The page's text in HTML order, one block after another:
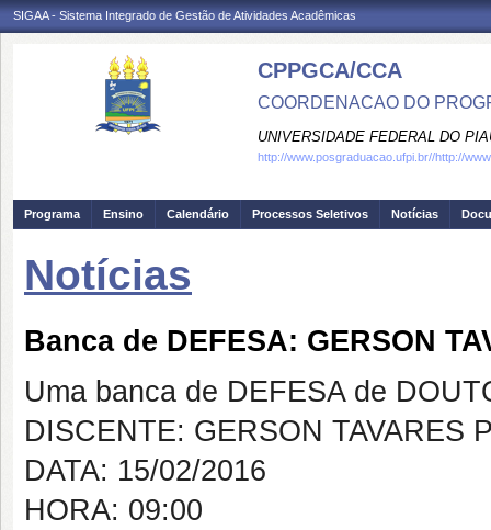
SIGAA - Sistema Integrado de Gestão de Atividades Acadêmicas
CPPGCA/CCA
COORDENACAO DO
UNIVERSIDADE FEDERAL DO
http://www.posgraduacao.ufpi.br//http://
Programa Ensino Calendário Processos Seletivos Notícias
Notícias
Banca de DEFESA: GERSON
Uma banca de DEFESA de
DISCENTE: GERSON TAVARES
DATA: 15/02/2016
HORA: 09:00